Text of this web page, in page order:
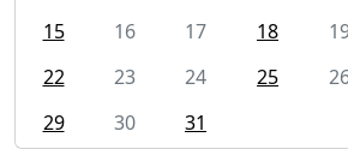
15
16 17 18
22
23 24 25
29
30 31